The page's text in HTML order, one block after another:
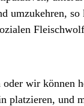
umzukehren,
wir können
und